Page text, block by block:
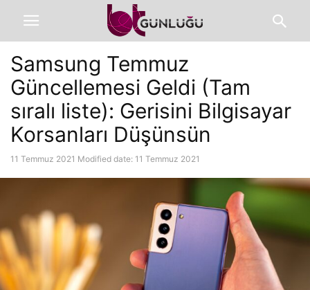
Samsung Temmuz
Güncellemesi Geldi (Tam
sıralı liste): Gerisini Bilgisayar
Korsanları Düşünsün
11 Temmuz 2021 Modified date: 11 Temmuz 2021